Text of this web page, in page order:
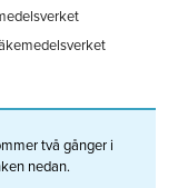
två gånger i
nedan.